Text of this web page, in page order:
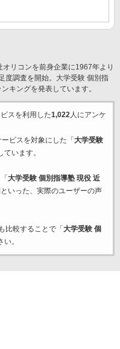
リコンを前身企業に1967年より
度調査を開始。大学受験 個別指
キングを発表しています。
スを利用した1,022人にアンケ
ービスを対象にした「 大学受験
います。
大学受験 個別指導塾 現役 近
いった、実際のユーザーの声
比較することで「 大学受験 個
。